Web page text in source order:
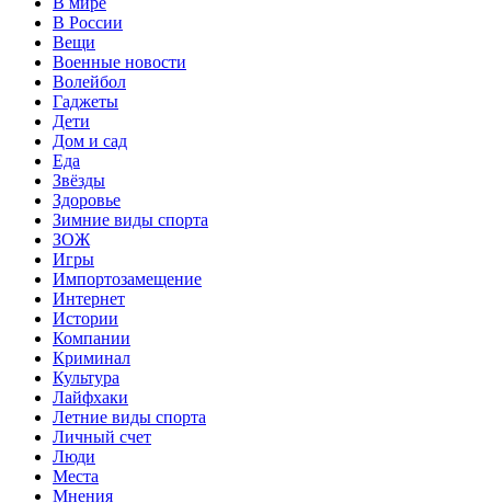
В России
Вещи
Военные новости
Волейбол
Гаджеты
Дети
Дом и сад
Еда
Звёзды
Здоровье
Зимние виды спорта
ЗОЖ
Игры
Импортозамещение
Интернет
Истории
Компании
Криминал
Культура
Лайфхаки
Летние виды спорта
Личный счет
Люди
Места
Мнения